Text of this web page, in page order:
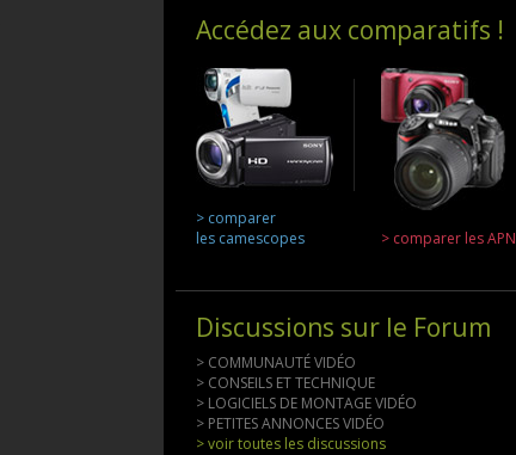
Accédez aux comparatifs !
> comparer
les camescopes
> comparer les APN
Discussions sur le Forum
> COMMUNAUTÉ VIDÉO
> CONSEILS ET TECHNIQUE
> LOGICIELS DE MONTAGE VIDÉO
> PETITES ANNONCES VIDÉO
> voir toutes les discussions